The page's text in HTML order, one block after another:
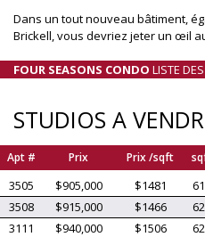
Dans un tout nouveau bâtiment,
Brickell, vous devriez jeter un œil
FOUR SEASONS CONDO LISTE
STUDIOS A
Apt # Prix Prix /sqft
3505 $905,000 $1481
3508
$915,000 $1466
3111
$940,000 $1506